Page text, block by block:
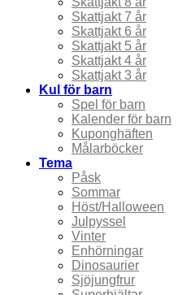
Skattjakt 7 år
Skattjakt 6 år
Skattjakt 5 år
Skattjakt 4 år
Skattjakt 3 år
Kul för barn
Spel för barn
Kalender för barn
Kuponghäften
Målarböcker
Tema
Påsk
Sommar
Höst/Halloween
Julpyssel
Vinter
Enhörningar
Dinosaurier
Sjöjungfrur